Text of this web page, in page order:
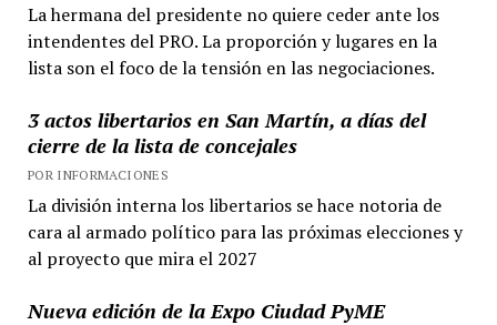
La hermana del presidente no quiere ceder ante los
intendentes del PRO. La proporción y lugares en la
lista son el foco de la tensión en las negociaciones.
3 actos libertarios en San Martín, a días del
cierre de la lista de concejales
POR INFORMACIONES
La división interna los libertarios se hace notoria de
cara al armado político para las próximas elecciones y
al proyecto que mira el 2027
Nueva edición de la Expo Ciudad PyME